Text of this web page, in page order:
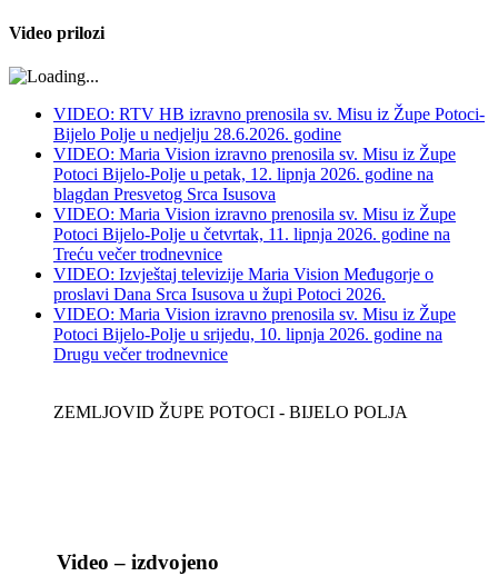
Video prilozi
VIDEO: RTV HB izravno prenosila sv. Misu iz Župe Potoci-
Bijelo Polje u nedjelju 28.6.2026. godine
VIDEO: Maria Vision izravno prenosila sv. Misu iz Župe
Potoci Bijelo-Polje u petak, 12. lipnja 2026. godine na
blagdan Presvetog Srca Isusova
VIDEO: Maria Vision izravno prenosila sv. Misu iz Župe
Potoci Bijelo-Polje u četvrtak, 11. lipnja 2026. godine na
Treću večer trodnevnice
VIDEO: Izvještaj televizije Maria Vision Međugorje o
proslavi Dana Srca Isusova u župi Potoci 2026.
VIDEO: Maria Vision izravno prenosila sv. Misu iz Župe
Potoci Bijelo-Polje u srijedu, 10. lipnja 2026. godine na
Drugu večer trodnevnice
ZEMLJOVID ŽUPE POTOCI - BIJELO POLJA
Video – izdvojeno